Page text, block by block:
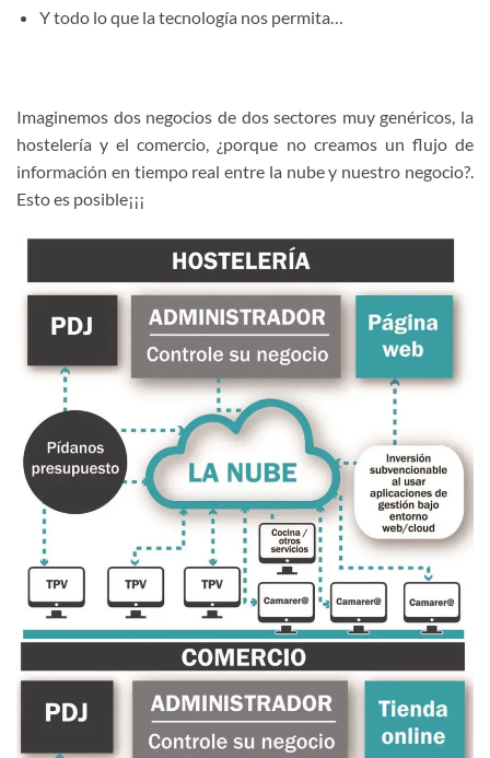
Y todo lo que la tecnología nos permita…
Imaginemos dos negocios de dos sectores muy genéricos, la
hostelería y el comercio, ¿porque no creamos un flujo de
información en tiempo real entre la nube y nuestro negocio?.
Esto es posible¡¡¡